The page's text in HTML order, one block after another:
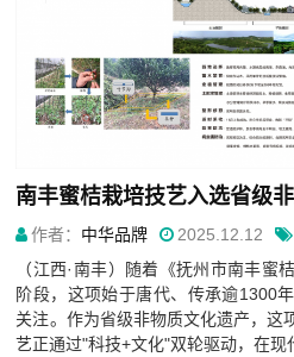
作者： 中华品牌 2025.12.12
（江西·南丰）随着《抚州市南丰蜜
阶段，这项始于唐代、传承逾1300
关注。作为省级非物质文化遗产，这
艺正通过"科技+文化"双轮驱动，在现